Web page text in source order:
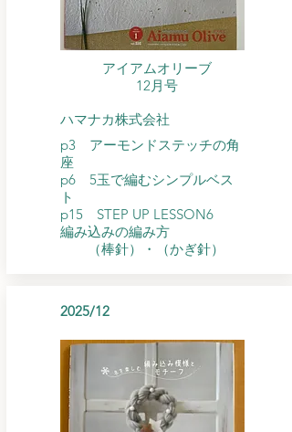
アイアムオリーブ
​12月号
ハマナカ株式会社
p3 アーモンドステッチの角
座
p6 5玉で編むシンプルベス
ト
p15 STEP UP LESSON6
編み込みの編み方
（棒針）・（かぎ針）
2025/12